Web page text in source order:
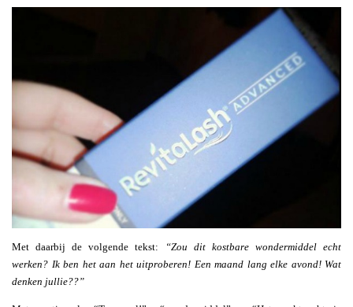
Met daarbij de volgende tekst:
“Zou dit kostbare wondermiddel echt
werken? Ik ben het aan het uitproberen! Een maand lang elke avond! Wat
denken jullie??”